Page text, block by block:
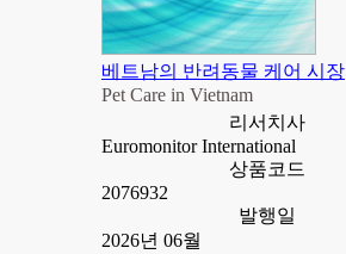
베트남의 반려동물 케어 시장
Pet Care in Vietnam
리서치사
Euromonitor International
상품코드
2076932
발행일
2026년 06월